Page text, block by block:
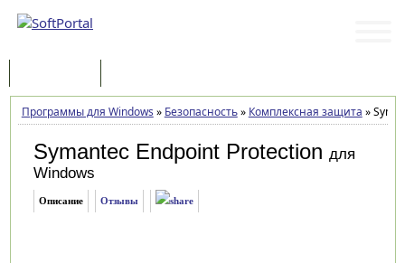
Программы для Windows » Безопасность» Комплексная защита »
Symantec Endpoint Protection для
Windows
Описание Отзывы